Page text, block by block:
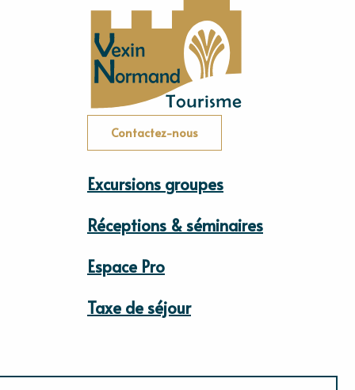
Contactez-nous
Excursions groupes
Réceptions & séminaires
Espace Pro
Taxe de séjour